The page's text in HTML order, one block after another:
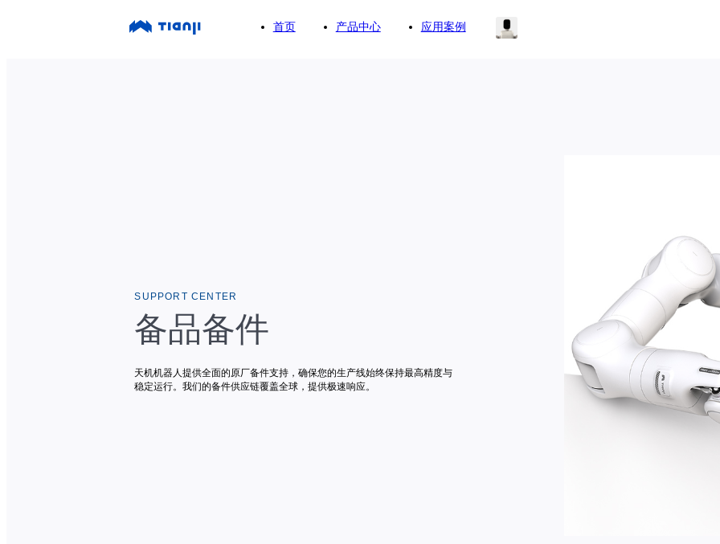
首页 产品中心 应用案例
SUPPORT CENTER
备品备件
天机机器人提供全面的原厂备件支持，确保您的生产线始终保持最高精度与
稳定运行。我们的备件供应链覆盖全球，提供极速响应。